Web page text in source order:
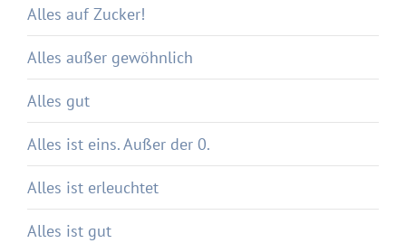
Alles auf Zucker!
Alles außer gewöhnlich
Alles gut
Alles ist eins. Außer der 0.
Alles ist erleuchtet
Alles ist gut